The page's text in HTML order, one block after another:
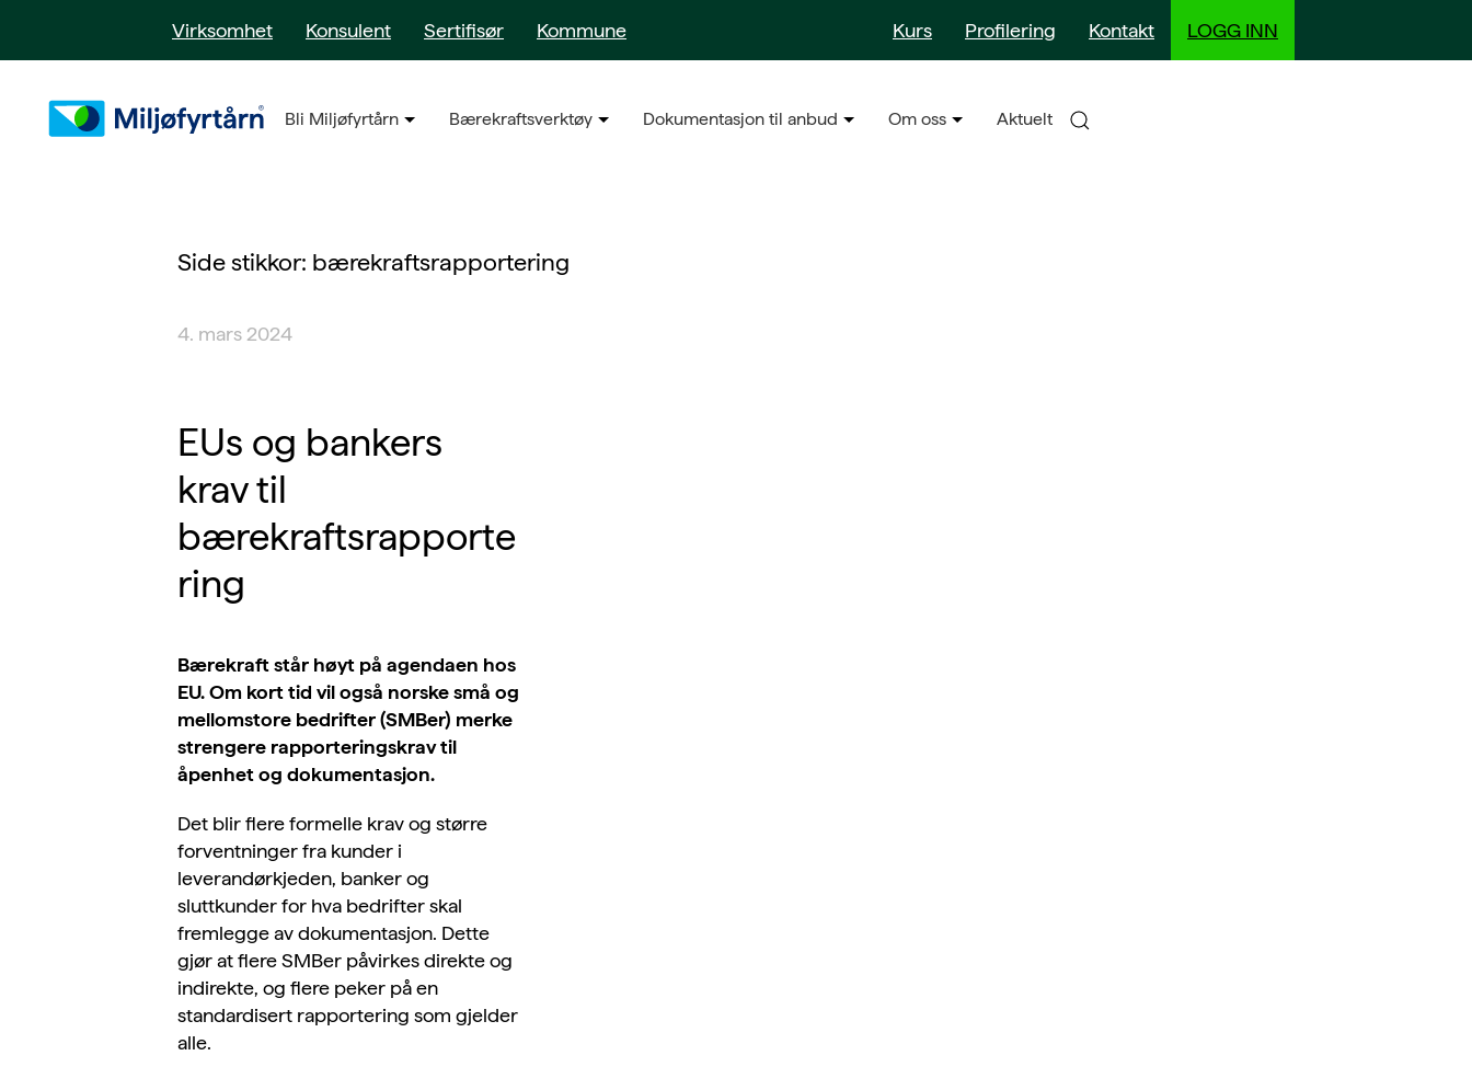
Virksomhet Konsulent Sertifisør Kommune Kurs Profilering Kontakt LOGG INN
Bli Miljøfyrtårn Bærekraftsverktøy Dokumentasjon til anbud Om oss Aktuelt
Side stikkor: bærekraftsrapportering
4. mars 2024
EUs og bankers
krav til
bærekraftsrapporte
ring
Bærekraft står høyt på agendaen hos
EU. Om kort tid vil også norske små og
mellomstore bedrifter (SMBer) merke
strengere rapporteringskrav til
åpenhet og dokumentasjon.
Det blir flere formelle krav og større
forventninger fra kunder i
leverandørkjeden, banker og
sluttkunder for hva bedrifter skal
fremlegge av dokumentasjon. Dette
gjør at flere SMBer påvirkes direkte og
indirekte, og flere peker på en
standardisert rapportering som gjelder
alle.